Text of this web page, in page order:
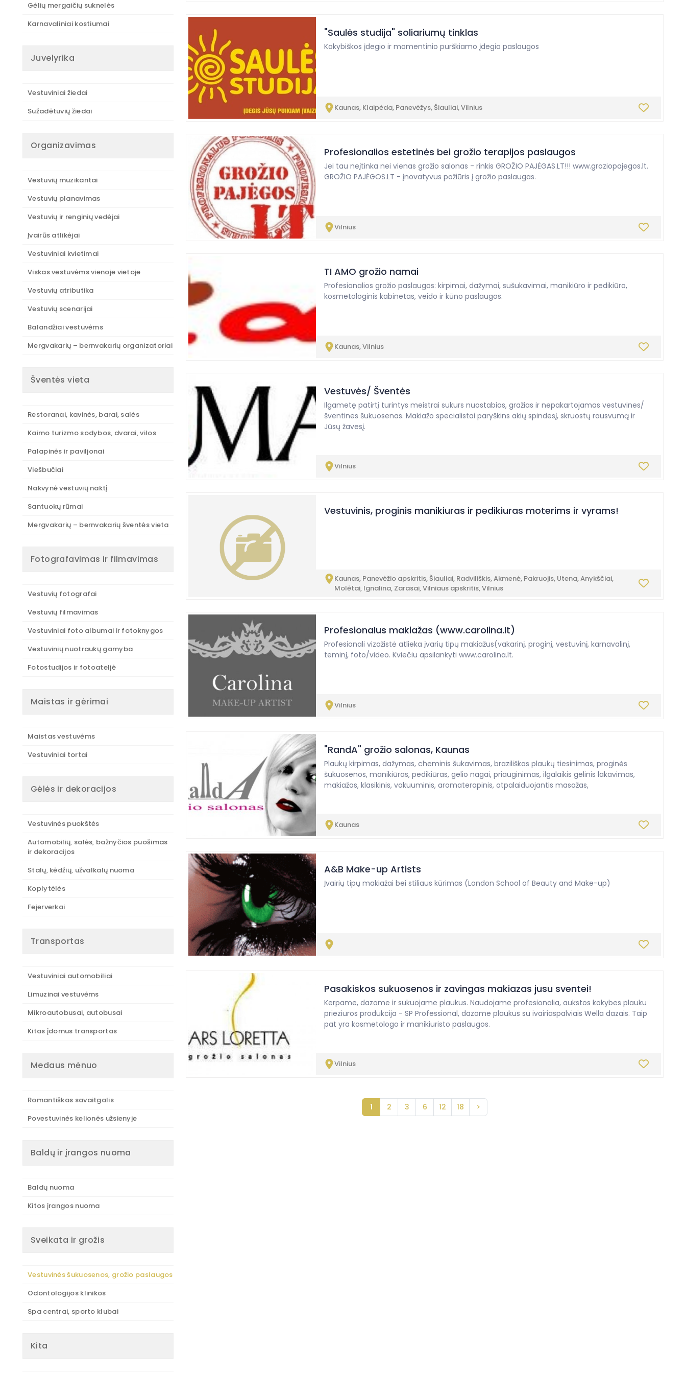
Gėlių mergaičių suknelės
Karnavaliniai kostiumai
Juvelyrika
Vestuviniai žiedai
Sužadėtuvių žiedai
Organizavimas
Vestuvių muzikantai
Vestuvių planavimas
Vestuvių ir renginių vedėjai
Įvairūs atlikėjai
Vestuviniai kvietimai
Viskas vestuvėms vienoje vietoje
Vestuvių atributika
Vestuvių scenarijai
Balandžiai vestuvėms
Mergvakarių – bernvakarių organizatoriai
Šventės vieta
Restoranai, kavinės, barai, salės
Kaimo turizmo sodybos, dvarai, vilos
Palapinės ir paviljonai
Viešbučiai
Nakvynė vestuvių naktį
Santuokų rūmai
Mergvakarių – bernvakarių šventės vieta
Fotografavimas ir filmavimas
Vestuvių fotografai
Vestuvių filmavimas
Vestuviniai foto albumai ir fotoknygos
Vestuvinių nuotraukų gamyba
Fotostudijos ir fotoateljė
Maistas ir gėrimai
Maistas vestuvėms
Vestuviniai tortai
Gėlės ir dekoracijos
Vestuvinės puokštės
Automobilių, salės, bažnyčios puošimas
ir dekoracijos
Stalų, kėdžių, užvalkalų nuoma
Koplytėlės
Fejerverkai
Transportas
Vestuviniai automobiliai
Limuzinai vestuvėms
Mikroautobusai, autobusai
Kitas įdomus transportas
Medaus mėnuo
Romantiškas savaitgalis
Povestuvinės kelionės užsienyje
Baldų ir įrangos nuoma
Baldų nuoma
Kitos įrangos nuoma
Sveikata ir grožis
Vestuvinės šukuosenos, grožio paslaugos
Odontologijos klinikos
Spa centrai, sporto klubai
Kita
"Saulės studija" soliariumų tinklas
Kokybiškos įdegio ir momentinio purškiamo įdegio paslaugos
Kaunas, Klaipėda, Panevėžys, Šiauliai, Vilnius
Profesionalios estetinės bei grožio terapijos paslaugos
Jei tau neįtinka nei vienas grožio salonas - rinkis GROŽIO PAJĖGAS.LT!!! www.groziopajegos.lt.
GROŽIO PAJĖGOS.LT - įnovatyvus požiūris į grožio paslaugas.
Vilnius
TI AMO grožio namai
Profesionalios grožio paslaugos: kirpimai, dažymai, sušukavimai, manikiūro ir pedikiūro,
kosmetologinis kabinetas, veido ir kūno paslaugos.
Kaunas, Vilnius
Vestuvės/ Šventės
Ilgametę patirtį turintys meistrai sukurs nuostabias, gražias ir nepakartojamas vestuvines/
šventines šukuosenas. Makiažo specialistai paryškins akių spindesį, skruostų rausvumą ir
Jūsų žavesį.
Vilnius
Vestuvinis, proginis manikiuras ir pedikiuras moterims ir vyrams!
Kaunas, Panevėžio apskritis, Šiauliai, Radviliškis, Akmenė, Pakruojis, Utena, Anykščiai,
Molėtai, Ignalina, Zarasai, Vilniaus apskritis, Vilnius
Profesionalus makiažas (www.carolina.lt)
Profesionali vizažistė atlieka įvarių tipų makiažus(vakarinį, proginį, vestuvinį, karnavalinį,
teminį, foto/video. Kviečiu apsilankyti www.carolina.lt.
Vilnius
"RandA" grožio salonas, Kaunas
Plaukų kirpimas, dažymas, cheminis šukavimas, braziliškas plaukų tiesinimas, proginės
šukuosenos, manikiūras, pedikiūras, gelio nagai, priauginimas, ilgalaikis gelinis lakavimas,
makiažas, klasikinis, vakuuminis, aromaterapinis, atpalaiduojantis masažas,
Kaunas
A&B Make-up Artists
Įvairių tipų makiažai bei stiliaus kūrimas (London School of Beauty and Make-up)
Pasakiskos sukuosenos ir zavingas makiazas jusu sventei!
Kerpame, dazome ir sukuojame plaukus. Naudojame profesionalia, aukstos kokybes plauku
prieziuros produkcija - SP Professional, dazome plaukus su ivairiaspalviais Wella dazais. Taip
pat yra kosmetologo ir manikiuristo paslaugos.
Vilnius
1 2 3 6 12 18 >